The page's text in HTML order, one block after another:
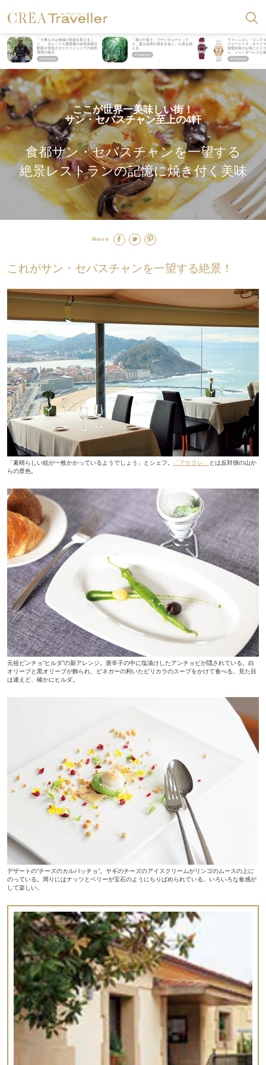
「大事なのは地域の意識を変えるこ
と」。ロレックス賞受賞の自然保護活
動家が実現させたナイジェリアの自然
環境の復活
「星のや富士」でデジタルデトック
ス。冨士信仰の歴史を辿り、心身を調
える。
ヴァシュロン・コンス
ヴァーシーズ・オート
旅愛好家のお気に入り
ら、ジェンダーレスな
ここが世界一美味しい街！
サン・セバスチャン至上の4軒
食都サン・セバスチャンを一望する
絶景レストランの記憶に焼き付く美味
Share it
これがサン・セバスチャンを一望する絶景！
「素晴らしい絵が一枚かかっているようでしょう」とシェフ。 「アケラレ」 とは反対側の山か
らの景色。
元祖ピンチョ“ヒルダ”の新アレンジ。唐辛子の中に塩漬けしたアンチョビが隠されている。白
オリーブと黒オリーブが飾られ、ビネガーの利いたピリカラのスープをかけて食べる。見た目
は違えど、確かにヒルダ。
デザートの“チーズのカルパッチョ”。ヤギのチーズのアイスクリームがリンゴのムースの上に
のっている。周りにはナッツとベリーが宝石のようにちりばめられている。いろいろな食感が
して楽しい。